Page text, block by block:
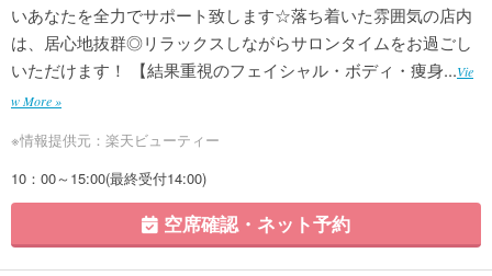
いあなたを全力でサポート致します☆落ち着いた雰囲気の店内
は、居心地抜群◎リラックスしながらサロンタイムをお過ごし
いただけます！ 【結果重視のフェイシャル・ボディ・痩身...Vie
w More »
※情報提供元：楽天ビューティー
10：00～15:00(最終受付14:00)
空席確認・ネット予約